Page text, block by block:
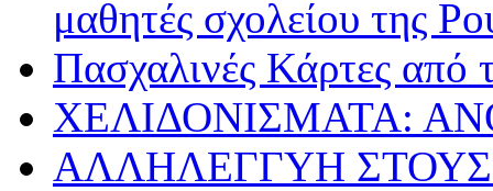
μαθητές σχολείου της
Πασχαλινές Κάρτες από
ΧΕΛΙΔΟΝΙΣΜΑΤΑ:
ΑΛΛΗΛΕΓΓΥΗ